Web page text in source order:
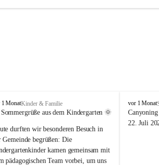
MonatKinder & Familie
aus dem Kindergarten 🌞
durften wir besonderen Besuch in
Gemeinde begrüßen: Die
kamen gemeinsam mit
pädagogischen Team vorbei, um uns
V
i
k
vor 1 Monat
22. Juli